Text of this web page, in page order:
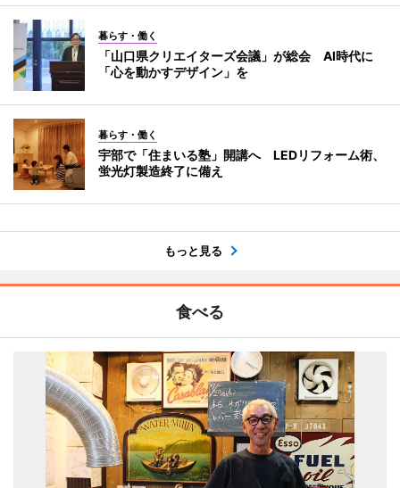
暮らす・働く
「山口県クリエイターズ会議」が総会 AI時代に
「心を動かすデザイン」を
暮らす・働く
宇部で「住まいる塾」開講へ LEDリフォーム術、
蛍光灯製造終了に備え
もっと見る
食べる